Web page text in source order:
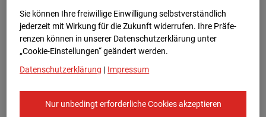
01.07.2026 08:15
Sie können Ihre freiwillige Einwilligung selbstverständlich
jederzeit mit Wirkung für die Zukunft widerrufen. Ihre Prä­fe­
renzen können in unserer Datenschutzerklärung unter
„Cookie-Einstellungen“ geändert werden.
Datenschutzerklärung | Impressum
Nur unbedingt erforderliche Cookies akzeptieren